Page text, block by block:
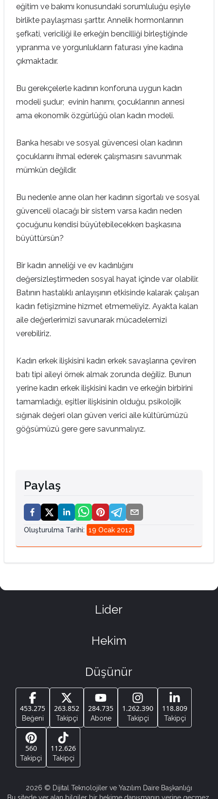
eğitim ve bakımı konusundaki sorumluluğu eşiyle
birlikte paylaşması şarttır. Annelik hormonlarının
şefkati, vericiliği ile erkeğin bencilliği birleştiğinde
yıpranma ve yorgunlukların faturası yine kadına
çıkmaktadır.
Bu gerekçelerle kadının konforuna uygun kadın
modeli şudur; evinin hanımı, çocuklarının annesi
ama ekonomik özgürlüğü olan kadın modeli.
Banka hesabı ve sosyal güvencesi olan kadının
çocuklarını ihmal ederek çalışmasını savunmak
mümkün değildir.
Bu nedenle anne olan her kadının sigortalı ve sosyal
güvenceli olacağı bir sistem varsa kadın neden
çocuğunu kendisi büyütebilecekken başkasına
büyüttürsün?
Bir kadın anneliği ve ev kadınlığını
değersizleştirmeden sosyal hayat içinde var olabilir.
Batının hastalıklı anlayışının etkisinde kalarak çalışan
kadın fetişizmine hizmet etmemeliyiz. Ayakta kalan
aile değerlerimizi savunarak mücadelemizi
verebiliriz.
Kadın erkek ilişkisini kadın erkek savaşlarına çeviren
batı tipi aileyi örnek almak zorunda değiliz. Bunun
yerine kadın erkek ilişkisini kadın ve erkeğin birbirini
tamamladığı, eşitler ilişkisinin olduğu, psikolojik
sığınak değeri olan güven verici aile kültürümüzü
göğsümüzü gere gere savunmalıyız.
Paylaş
Oluşturulma Tarihi: 19 Ocak 2012
Lider
Hekim
Düşünür
453.275
Beğeni
263.852
Takipçi
284.735
Abone
1.262.390
Takipçi
118.809
Takipçi
560
Takipçi
112.626
Takipçi
2026 © Dijital Teknolojiler ve Yazılım Daire Başkanlığı